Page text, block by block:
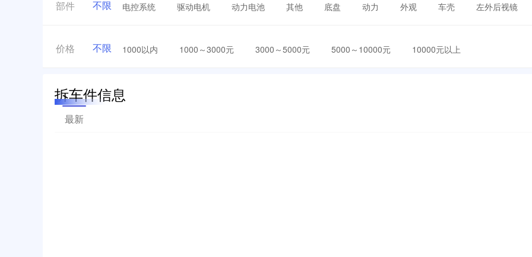
部件 不限 电控系统 驱动电机 动力电池 其他 底盘 动力 外观 车壳 左外后视镜
价格 不限 1000以内 1000～3000元 3000～5000元 5000～10000元 10000元以上
拆车件信息
最新